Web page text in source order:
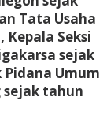
Tata Usaha
Kepala Seksi
sejak
Pidana Umum
sejak tahun